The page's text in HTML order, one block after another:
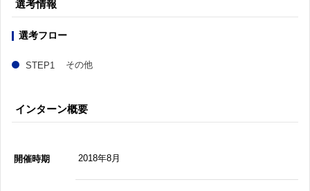
選考情報
選考フロー
その他
インターン概要
開催時期 2018年8月